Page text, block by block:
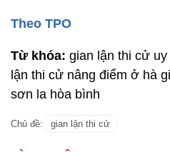
Theo TPO
Từ khóa: gian lận thi cử
lận thi cử nâng điểm ở hà
sơn la hòa bình
Chủ đề: gian lận thi cử